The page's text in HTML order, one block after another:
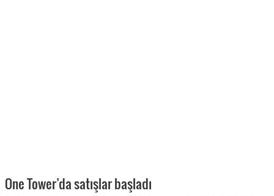
One Tower’da satışlar başladı